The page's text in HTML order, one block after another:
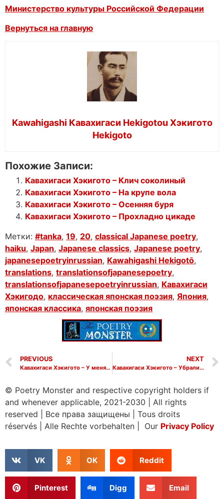
Министерство культуры Российской Федерации
Вернуться на главную
Kawahigashi Кавахигаси Hekigotou Хэкигото
Hekigoto
Похожие Записи:
Кавахигаси Хэкигото – Клич соколиный
Кавахигаси Хэкигото – На крупе вола
Кавахигаси Хэкигото – Осенняя буря
Кавахигаси Хэкигото – Прохладно цикаде
Метки: #tanka, 19, 20, classical Japanese poetry,
haiku, Japan, Japanese classics, Japanese poetry,
japanesepoetryinrussian, Kawahigashi Hekigotō,
translations, translationsofjapanesepoetry,
translationsofjapanesepoetryinrussian, Кавахигаси
Хэкигодо, классическая японская поэзия, Япония,
японская классика, японская поэзия
PREVIOUS
Кавахигаси Хэкигото – У меня под ногами
NEXT
Кавахигаси Хэкигото – Убрали тутовник
© Poetry Monster and respective copyright holders if
and whenever applicable, 2021-2030
All rights
reserved
Все права защищены
Tous droits
réservés
Alle Rechte vorbehalten | Our Privacy Policy
VK OK Reddit
Pinterest Digg Email